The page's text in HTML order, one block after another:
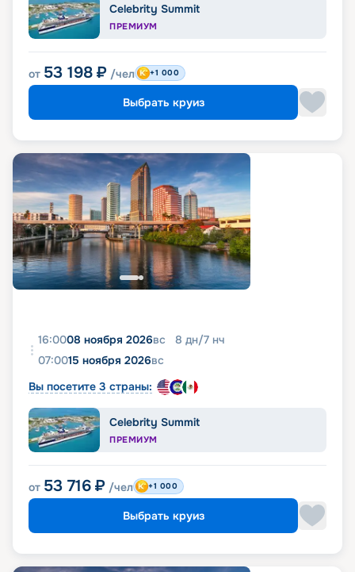
Celebrity Summit
ПРЕМИУМ
от 53 198 ₽ /чел +1 000
Выбрать круиз
16:0008 ноября 2026вс 8 дн/7 нч
07:0015 ноября 2026вс
Вы посетите 3 страны:
Celebrity Summit
ПРЕМИУМ
от 53 716 ₽ /чел +1 000
Выбрать круиз